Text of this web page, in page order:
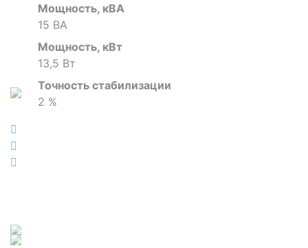
Мощность, кВА
15 ВА
Мощность, кВт
13,5 Вт
Точность стабилизации
2 %